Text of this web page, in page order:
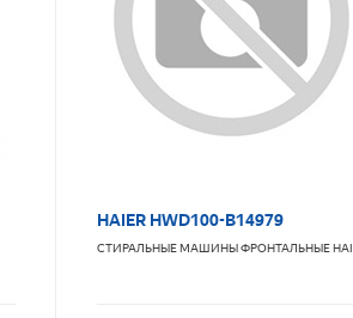
HAIER HWD100-B14979
СТИРАЛЬНЫЕ МАШИНЫ ФРОНТАЛЬНЫЕHAIER